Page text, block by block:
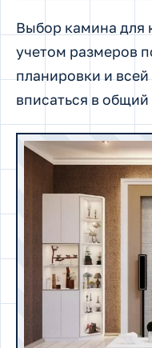
Выбор камина для
учетом размеров
планировки и
вписаться в общий